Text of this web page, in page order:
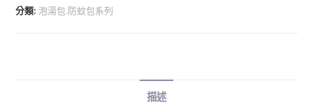
分類: 泡湯包.防蚊包系列
描述